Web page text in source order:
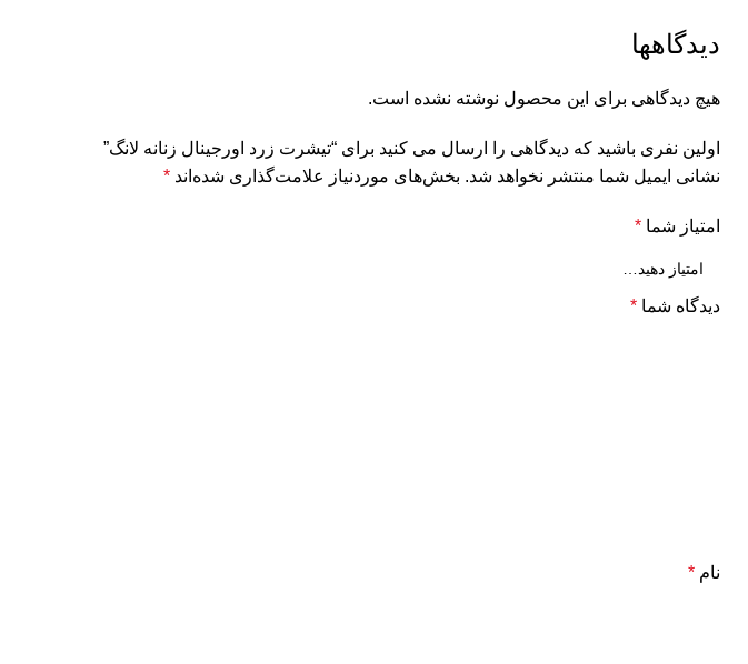
دیدگاهها
هیچ دیدگاهی برای این محصول نوشته نشده است.
اولین نفری باشید که دیدگاهی را ارسال می کنید برای “تیشرت زرد اورجینال زنانه لانگ”
نشانی ایمیل شما منتشر نخواهد شد. بخش‌های موردنیاز علامت‌گذاری شده‌اند *
امتیاز شما *
دیدگاه شما *
نام *